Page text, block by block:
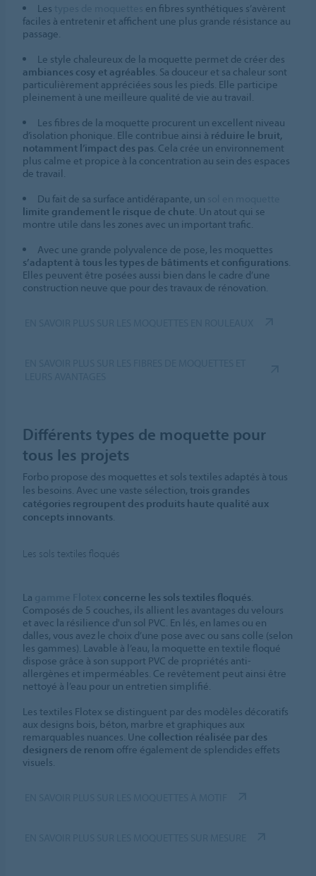
Les
en fibres synthétiques s’avèrent
faciles à entretenir et affichent une plus grande résistance au
passage.
Le style chaleureux de la moquette permet de créer des
ambiances cosy et agréables . Sa douceur et sa chaleur sont
particulièrement appréciées sous les pieds. Elle participe
pleinement à une meilleure qualité de vie au travail.
Les fibres de la moquette procurent un excellent niveau
d’isolation phonique. Elle contribue ainsi à réduire le bruit,
notamment l’impact des pas . Cela crée un environnement
plus calme et propice à la concentration au sein des espaces
de travail.
Du fait de sa surface antidérapante, un
limite grandement le risque de chute . Un atout qui se
montre utile dans les zones avec un important trafic.
Avec une grande polyvalence de pose, les moquettes
s’adaptent à tous les types de bâtiments et configurations
Elles peuvent être posées aussi bien dans le cadre d’une
construction neuve que pour des travaux de rénovation.
Différents types de moquette pour
tous les projets
Forbo propose des moquettes et sols textiles adaptés à tous
les besoins. Avec une vaste sélection,trois grandes
catégories regroupent des produits haute qualité aux
concepts innovants.
Les sols textiles floqués
La concerne les sols textiles floqués
Composés de 5 couches, ils allient les avantages du velours
et avec la résilience d'un sol PVC. En lés, en lames ou en
dalles, vous avez le choix d’une pose avec ou sans colle (selon
les gammes). Lavable à l’eau, la moquette en textile floqué
dispose grâce à son support PVC de propriétés anti-
allergènes et imperméables. Ce revêtement peut ainsi être
nettoyé à l’eau pour un entretien simplifié.
Les textiles Flotex se distinguent par des modèles décoratifs
aux designs bois, béton, marbre et graphiques aux
remarquables nuances. Une collection réalisée par des
designers de renom offre également de splendides effets
visuels.